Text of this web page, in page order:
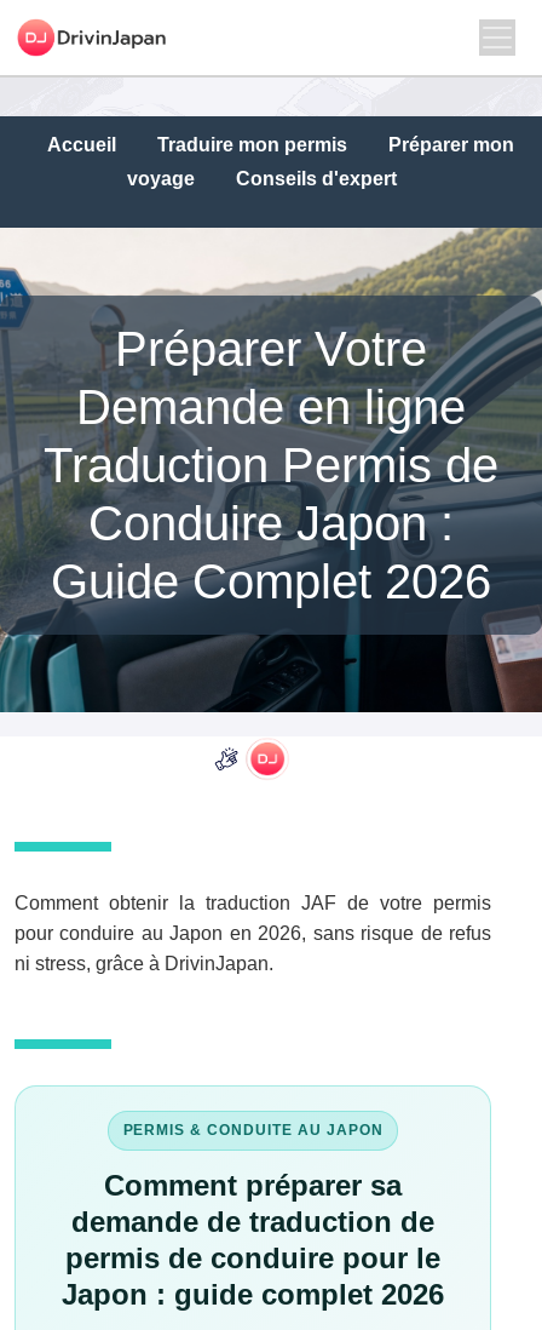
Accueil Traduire mon permis
Préparer mon
voyage
Conseils d'expert
Préparer Votre
Demande en ligne
Traduction Permis de
Conduire Japon :
Guide Complet 2026
Comment obtenir la traduction JAF de votre permis
pour conduire au Japon en 2026, sans risque de refus
ni stress, grâce à DrivinJapan.
PERMIS & CONDUITE AU JAPON
Comment préparer sa
demande de traduction de
permis de conduire pour le
Japon : guide complet 2026